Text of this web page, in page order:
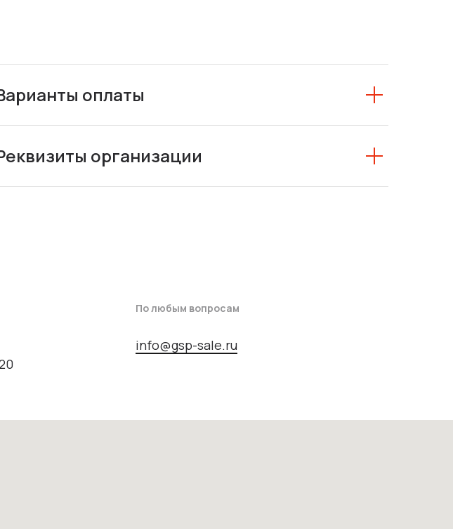
оплаты
организации
По любым вопросам
info@gsp-sale.ru